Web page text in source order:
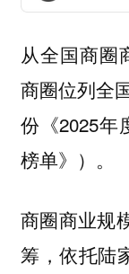
从全国商圈
商圈位列全
份《2025年
榜单》）。
商圈商业规
筹，依托陆